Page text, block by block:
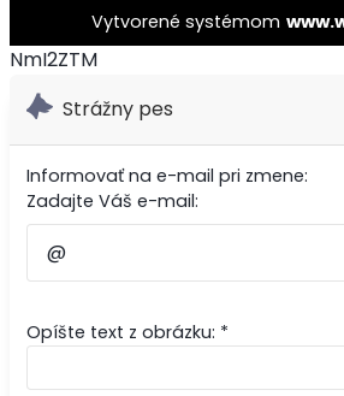
Vytvorené systémom
NmI2ZTM
Strážny pes
Informovať na e-mail pri zmene:
Zadajte Váš e-mail:
Opíšte text z obrázku: *